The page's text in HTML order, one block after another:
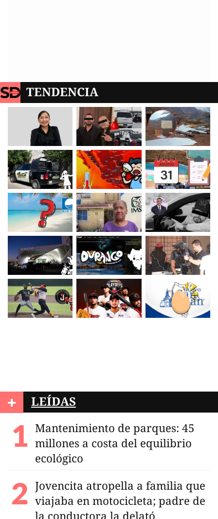
TENDENCIA
+ LEÍDAS
Mantenimiento de parques: 45
millones a costa del equilibrio
ecológico
Jovencita atropella a familia que
viajaba en motocicleta; padre de
la conductora la delató